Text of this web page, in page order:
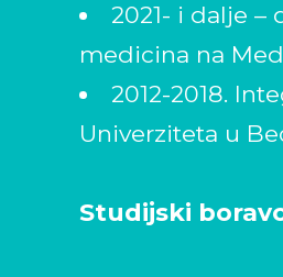
2021- i dalje
medicina na
2012-2018.
Univerziteta u
Studijski